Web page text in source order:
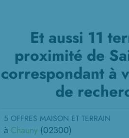
Et aussi 11
proximité de
correspondant à
de
5 OFFRES MAISON ET TERRAIN
à Chauny (02300)